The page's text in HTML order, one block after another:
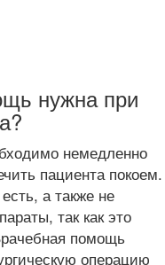
нужна при
немедленно
пациента покоем.
а также не
так как это
помощь
операцию